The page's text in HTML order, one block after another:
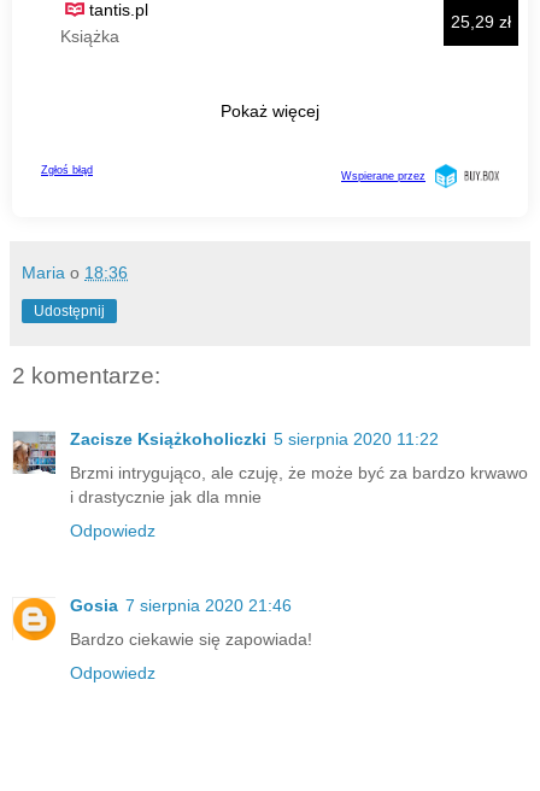
Maria o 18:36
Udostępnij
2 komentarze:
Zacisze Książkoholiczki 5 sierpnia 2020 11:22
Brzmi intrygująco, ale czuję, że może być za bardzo krwawo
i drastycznie jak dla mnie
Odpowiedz
Gosia 7 sierpnia 2020 21:46
Bardzo ciekawie się zapowiada!
Odpowiedz